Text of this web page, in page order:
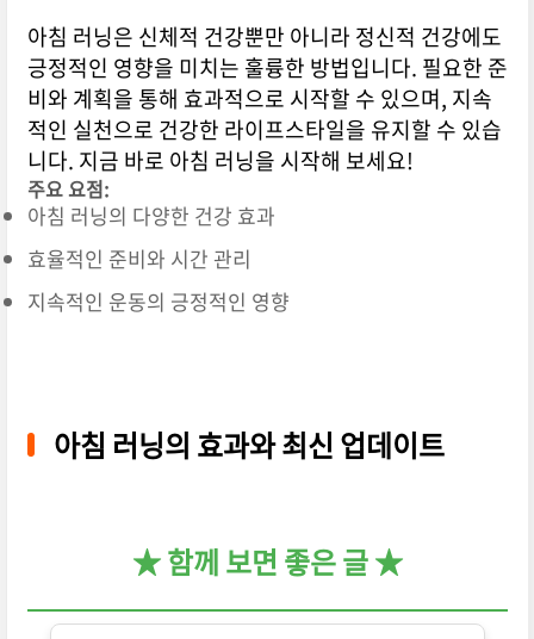
아침 러닝은 신체적 건강뿐만 아니라 정신적 건강에도
긍정적인 영향을 미치는 훌륭한 방법입니다. 필요한 준
비와 계획을 통해 효과적으로 시작할 수 있으며, 지속
적인 실천으로 건강한 라이프스타일을 유지할 수 있습
니다. 지금 바로 아침 러닝을 시작해 보세요!
주요 요점:
아침 러닝의 다양한 건강 효과
효율적인 준비와 시간 관리
지속적인 운동의 긍정적인 영향
아침 러닝의 효과와 최신 업데이트
★ 함께 보면 좋은 글 ★